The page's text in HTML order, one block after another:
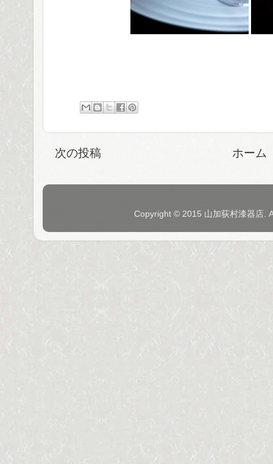
次の投稿 ホーム
Copyright © 2015 山加荻村漆器店.